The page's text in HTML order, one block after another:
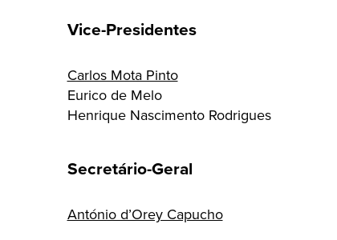
Vice-Presidentes
Carlos Mota Pinto
Eurico de Melo
Henrique Nascimento Rodrigues
Secretário-Geral
António d’Orey Capucho